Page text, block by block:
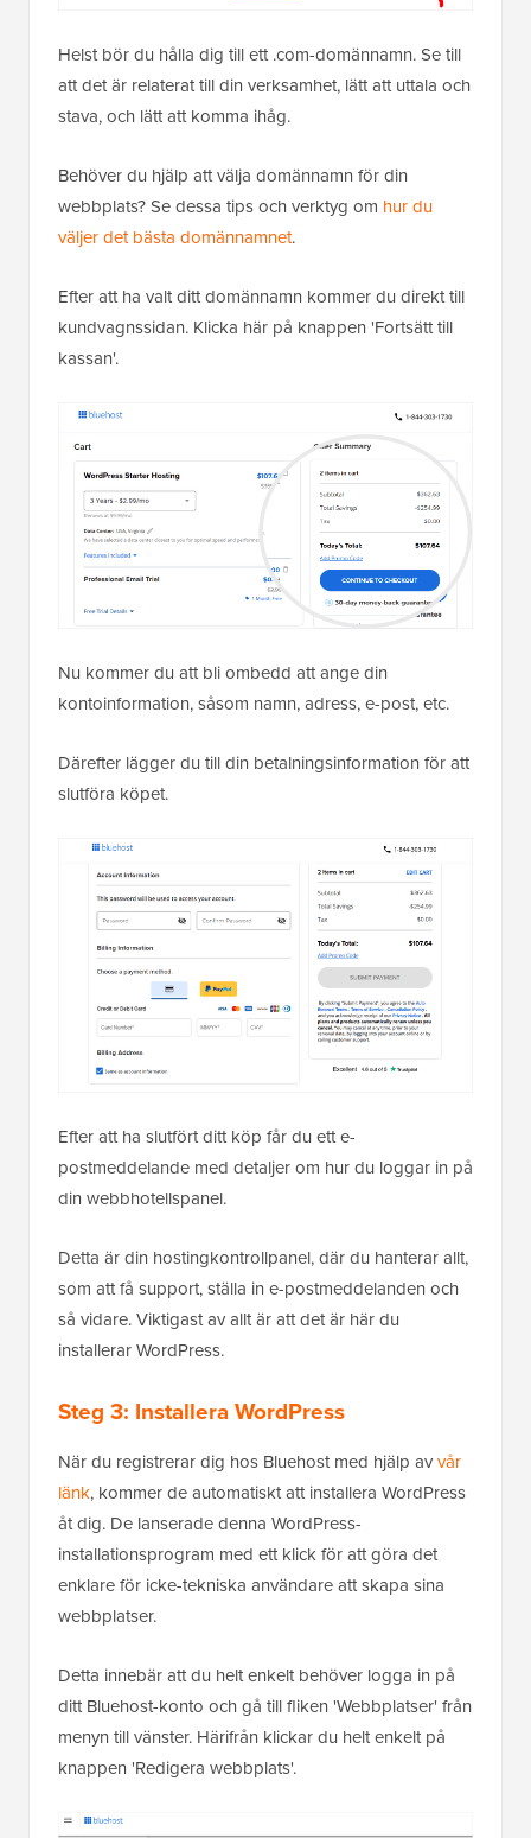
Helst bör du hålla dig till ett .com-domännamn. Se till
att det är relaterat till din verksamhet, lätt att uttala och
stava, och lätt att komma ihåg.
Behöver du hjälp att välja domännamn för din
webbplats? Se dessa tips och verktyg om hur du
väljer det bästa domännamnet.
Efter att ha valt ditt domännamn kommer du direkt till
kundvagnssidan. Klicka här på knappen 'Fortsätt till
kassan'.
Nu kommer du att bli ombedd att ange din
kontoinformation, såsom namn, adress, e-post, etc.
Därefter lägger du till din betalningsinformation för att
slutföra köpet.
Efter att ha slutfört ditt köp får du ett e-
postmeddelande med detaljer om hur du loggar in på
din webbhotellspanel.
Detta är din hostingkontrollpanel, där du hanterar allt,
som att få support, ställa in e-postmeddelanden och
så vidare. Viktigast av allt är att det är här du
installerar WordPress.
Steg 3: Installera WordPress
När du registrerar dig hos Bluehost med hjälp avvår
länk, kommer de automatiskt att installera WordPress
åt dig. De lanserade denna WordPress-
installationsprogram med ett klick för att göra det
enklare för icke-tekniska användare att skapa sina
webbplatser.
Detta innebär att du helt enkelt behöver logga in på
ditt Bluehost-konto och gå till fliken 'Webbplatser' från
menyn till vänster. Härifrån klickar du helt enkelt på
knappen 'Redigera webbplats'.